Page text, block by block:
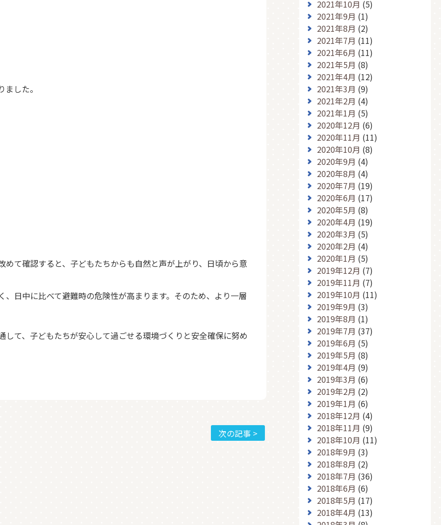
した。
て確認すると、子どもたちからも自然と声が上がり、日頃から意
日中に比べて避難時の危険性が高まります。そのため、より一層
て、子どもたちが安心して過ごせる環境づくりと安全確保に努め
次の記事 >
2021年10月 (5)
2021年9月 (1)
2021年8月 (2)
2021年7月 (11)
2021年6月 (11)
2021年5月 (8)
2021年4月 (12)
2021年3月 (9)
2021年2月 (4)
2021年1月 (5)
2020年12月 (6)
2020年11月 (11)
2020年10月 (8)
2020年9月 (4)
2020年8月 (4)
2020年7月 (19)
2020年6月 (17)
2020年5月 (8)
2020年4月 (19)
2020年3月 (5)
2020年2月 (4)
2020年1月 (5)
2019年12月 (7)
2019年11月 (7)
2019年10月 (11)
2019年9月 (3)
2019年8月 (1)
2019年7月 (37)
2019年6月 (5)
2019年5月 (8)
2019年4月 (9)
2019年3月 (6)
2019年2月 (2)
2019年1月 (6)
2018年12月 (4)
2018年11月 (9)
2018年10月 (11)
2018年9月 (3)
2018年8月 (2)
2018年7月 (36)
2018年6月 (6)
2018年5月 (17)
2018年4月 (13)